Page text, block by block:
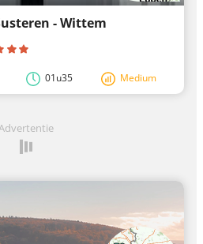
- Wittem
01u35 Medium